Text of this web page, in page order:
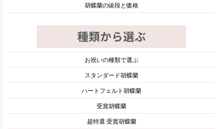
胡蝶蘭の値段と価格
お祝いの種類で選ぶ
スタンダード胡蝶蘭
ハートフェルト胡蝶蘭
受賞胡蝶蘭
超特選 受賞胡蝶蘭